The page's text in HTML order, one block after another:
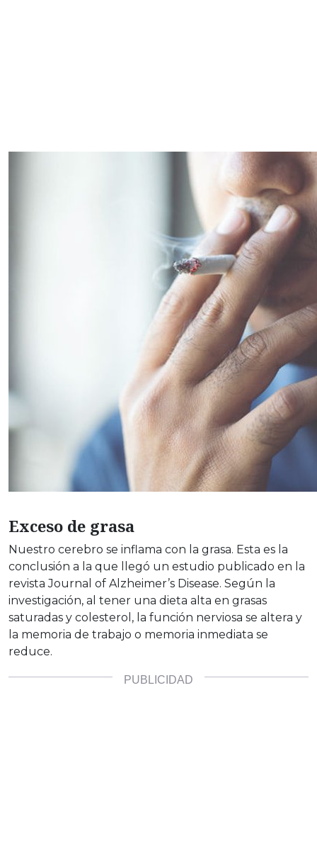
Exceso de grasa
Nuestro cerebro se inflama con la grasa. Esta es la
conclusión a la que llegó un estudio publicado en la
revista Journal of Alzheimer’s Disease. Según la
investigación, al tener una dieta alta en grasas
saturadas y colesterol, la función nerviosa se altera y
la memoria de trabajo o memoria inmediata se
reduce.